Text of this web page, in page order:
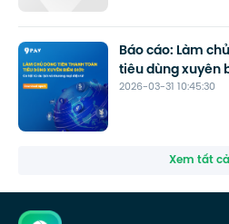
2026-03-31 10:45:30
Báo cáo: Làm
tiêu dùng xuyên
lịch và Thương
Xem tất